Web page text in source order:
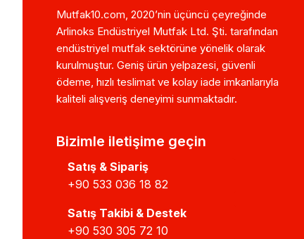
Mutfak10.com, 2020’nin üçüncü çeyreğinde
Arlinoks Endüstriyel Mutfak Ltd. Şti. tarafından
endüstriyel mutfak sektörüne yönelik olarak
kurulmuştur. Geniş ürün yelpazesi, güvenli
ödeme, hızlı teslimat ve kolay iade imkanlarıyla
kaliteli alışveriş deneyimi sunmaktadır.
Bizimle iletişime geçin
Satış & Sipariş
+90 533 036 18 82
Satış Takibi & Destek
+90 530 305 72 10